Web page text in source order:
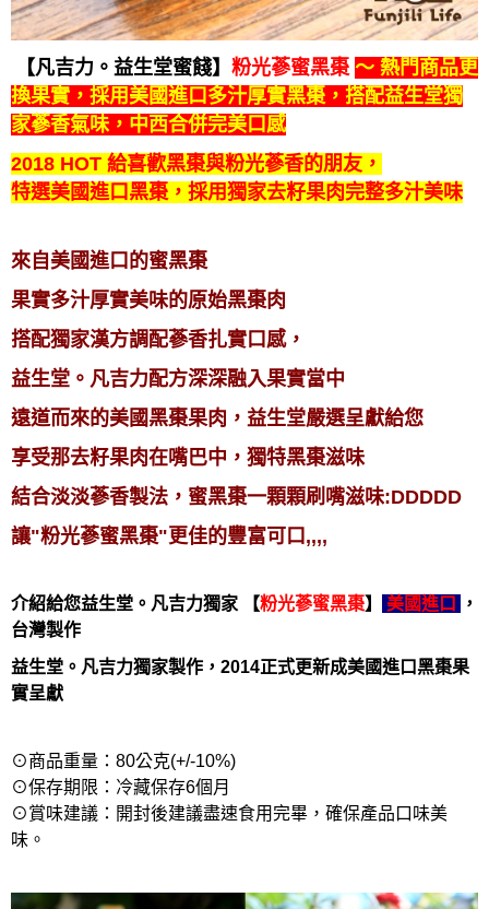
【凡吉力。益生堂蜜餞】 粉光蔘蜜黑棗 ～ 熱門商品更
換果實，採用美國進口多汁厚實黑棗， 搭配益生堂獨
家蔘香氣味，中西合併完美口感
2018 HOT 給喜歡黑棗與粉光蔘香的朋友，
特選美國進口黑棗，採用獨家去籽果肉完整多汁美味
來自美國進口的蜜黑棗
果實多汁厚實美味的原始黑棗肉
搭配獨家漢方調配蔘香扎實口感，
益生堂。凡吉力配方深深融入果實當中
遠道而來的美國黑棗果肉，益生堂嚴選呈獻給您
享受那去籽果肉在嘴巴中，獨特黑棗滋味
結合淡淡蔘香製法，蜜黑棗一顆顆刷嘴滋味:DDDDD
讓"粉光蔘蜜黑棗"更佳的豐富可口,,,,
介紹給您益生堂。凡吉力獨家 【粉光蔘蜜黑棗】 美國進口
，
台灣製作
益生堂。凡吉力獨家製作，2014正式更新成美國進口黑棗果
實呈獻
⊙商品重量：80公克(+/-10%)
⊙保存期限：冷藏保存6個月
⊙賞味建議：開封後建議盡速食用完畢，確保產品口味美
味。